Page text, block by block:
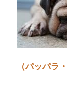
（パッパラ